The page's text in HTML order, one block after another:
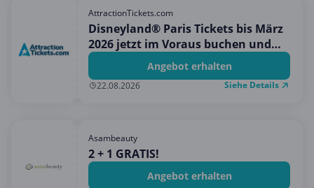
AttractionTickets.com
Disneyland® Paris Tickets bis März
2026 jetzt im Voraus buchen und
den Bestpreis + ein kostenloses
Geschenk erhalten!
Angebot erhalten
22.08.2026 Siehe Details
Asambeauty
2 + 1 GRATIS!
Angebot erhalten